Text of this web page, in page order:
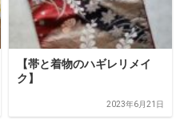
【帯と着物のハギレリメイ
ク】
2023年6月21日